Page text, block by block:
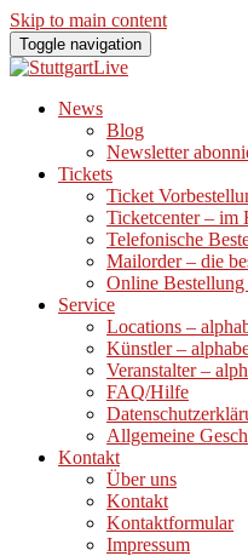
Skip to main content
Toggle navigation
News
Blog
Newsletter
Tickets
Ticket
Ticketcenter – im
Telefonische
Mailorder – die
Online Bestellung
Service
Locations –
Künstler –
Veranstalter –
FAQ/Hilfe
Allgemeine
Kontakt
Über uns
Kontakt
Kontaktformular
Impressum